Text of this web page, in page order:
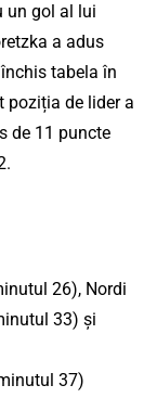
un gol al lui
a adus
tabela în
poziția de lider a
de 11 puncte
26), Nordi
33) și
37)